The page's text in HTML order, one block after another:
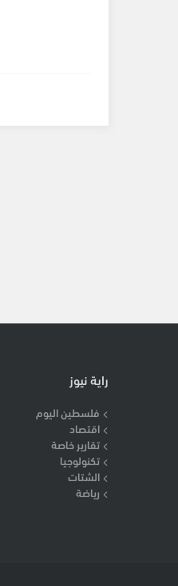
راية نيوز
فلسطين اليوم
اقتصاد
تقارير خاصة
تكنولوجيا
الشتات
رياضة